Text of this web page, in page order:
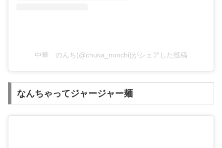
中華 のんち(@chuka_nonchi)がシェアした投稿
なんちゃってジャージャー麺